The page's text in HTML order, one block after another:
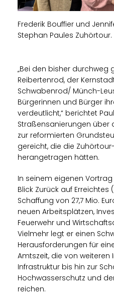
Frederik Bouffier und
Stephan Paules Zuhörtour.
Bei den bisher durchweg
Reibertenrod, der
Schwabenrod/ Münch-
Bürgerinnen und Bürger
verdeutlicht,“ berichtet
Straßensanierungen über
zur reformierten
gereicht, die die
herangetragen hätten.
In seinem eigenen
Blick Zurück auf
Schaffung von 27,7 Mio.
neuen Arbeitsplätzen,
Feuerwehr und
Vielmehr legt er einen
Herausforderungen für
Amtszeit, die von weiteren
Infrastruktur bis hin zur
Hochwasserschutz und
reichen.